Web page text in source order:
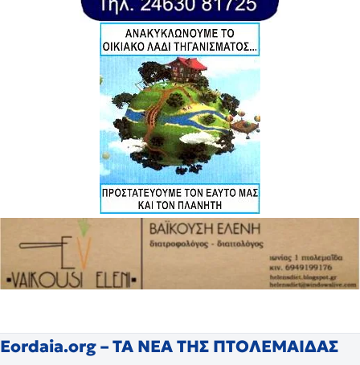
Eordaia.org – ΤΑ ΝΕΑ ΤΗΣ ΠΤΟΛΕΜΑΙΔΑΣ